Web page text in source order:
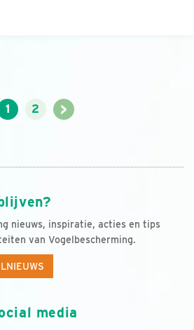
1 2 >
nieuws, inspiratie, acties en tips
van Vogelbescherming.
media